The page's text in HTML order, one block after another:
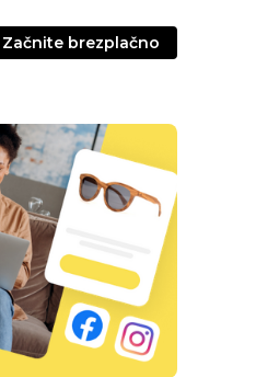
Začnite brezplačno